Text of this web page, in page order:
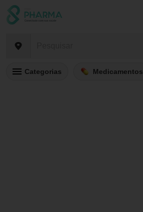
Categorias Medicamentos